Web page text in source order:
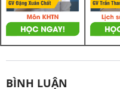
BÌNH LUẬN